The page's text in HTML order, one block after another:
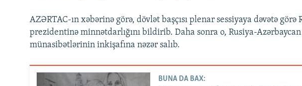
AZƏRTAC-ın xəbərinə görə, dövlət başçısı plenar sessiyaya dəvətə görə
prezidentinə minnətdarlığını bildirib. Daha sonra o, Rusiya-Azərbaycan
münasibətlərinin inkişafına nəzər salıb.
BUNA DA BAX: